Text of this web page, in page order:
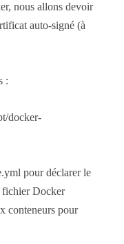
nous allons devoir
auto-signé (à
:
docker-
pour déclarer le
fichier Docker
conteneurs pour